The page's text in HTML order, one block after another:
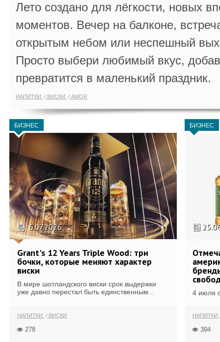
Лето создано для лёгкости, новых
моментов. Вечер на балконе,
открытым небом или неспешный
Просто выбери любимый вкус,
превратится в маленький праздник.
НАПИТКИ ВИСКИ AMOR
БИЗНЕС
6.07.2026
Grant's 12 Years Triple Wood: три
бочки, которые меняют характер
виски
В мире шотландского виски срок выдержки
уже давно перестал быть единственным...
НАПИТКИ ВИСКИ
278
БИЗНЕС
4 июля
НАПИТКИ
394